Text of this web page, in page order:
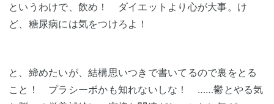
というわけで、飲め！ ダイエットより心が大事。け
ど、糖尿病には気をつけろよ！
と、締めたいが、結構思いつきで書いてるので裏をとる
こと！ プラシーボかも知れないしな！ ……鬱とやる気